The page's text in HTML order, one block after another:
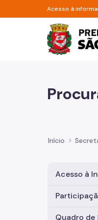
Pular para o Conteúdo
Acesso à
Início
Acesso à
Quadro de